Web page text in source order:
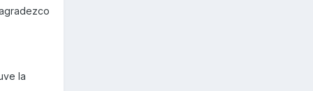
la